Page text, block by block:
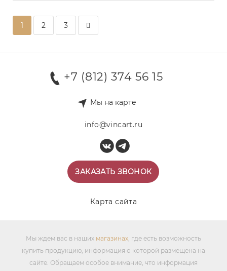
1 2 3
+7 (812) 374 56 15
Мы на карте
info@vincart.ru
ЗАКАЗАТЬ ЗВОНОК
Карта сайта
Мы ждем вас в наших магазинах, где есть возможность
купить продукцию, информация о которой размещена на
сайте. Обращаем особое внимание, что информация